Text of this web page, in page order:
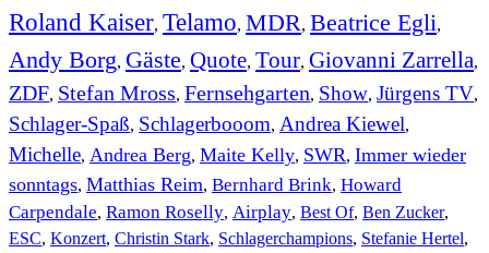
Roland Kaiser, Telamo, MDR, Beatrice Egli,
Andy Borg, Gäste, Quote, Tour, Giovanni Zarrella,
ZDF, Stefan Mross, Fernsehgarten, Show, Jürgens TV,
Schlager-Spaß, Schlagerbooom, Andrea Kiewel,
Michelle, Andrea Berg, Maite Kelly, SWR, Immer wieder
sonntags, Matthias Reim, Bernhard Brink, Howard
Carpendale, Ramon Roselly, Airplay, Best Of, Ben Zucker,
ESC, Konzert, Christin Stark, Schlagerchampions, Stefanie Hertel,